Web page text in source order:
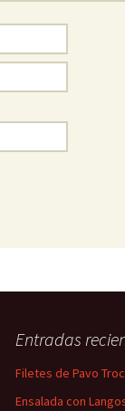
Entradas
Filetes de Pavo
Ensalada con